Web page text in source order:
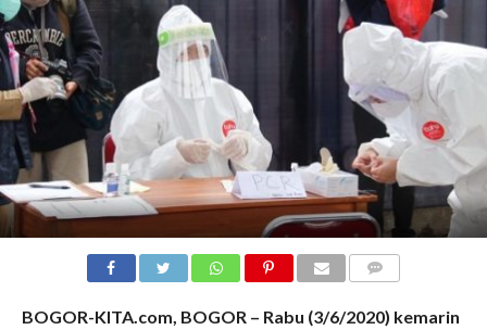
BOGOR-KITA.com, BOGOR – Rabu (3/6/2020) kemarin